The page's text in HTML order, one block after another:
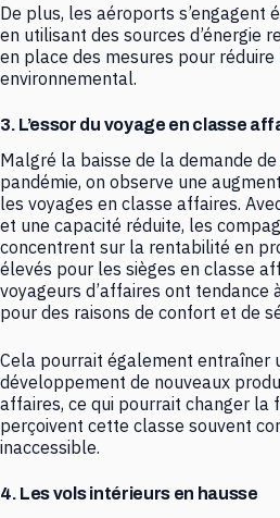
De plus, les aéroports s’engagent
en utilisant des sources d’énergie
en place des mesures pour
environnemental.
3. L’essor du voyage en classe
Malgré la baisse de la demande
pandémie, on observe une
les voyages en classe affaires.
et une capacité réduite, les
concentrent sur la rentabilité en
élevés pour les sièges en classe
voyageurs d’affaires ont tendance
pour des raisons de confort et de
Cela pourrait également entraîner
développement de nouveaux
affaires, ce qui pourrait changer la
perçoivent cette classe souvent
inaccessible.
4. Les vols intérieurs en hausse